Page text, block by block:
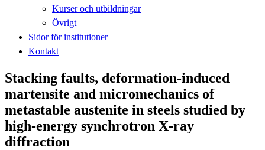
Kurser och utbildningar
Övrigt
Sidor för institutioner
Kontakt
Stacking faults, deformation-induced
martensite and micromechanics of
metastable austenite in steels studied by
high-energy synchrotron X-ray
diffraction